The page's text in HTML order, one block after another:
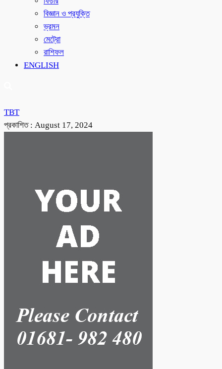
বিজ্ঞান ও প্রযুক্তি
ভ্রমন
মেট্রো
রাশিফল
ENGLISH
TBT
প্রকাশিত : August 17, 2024